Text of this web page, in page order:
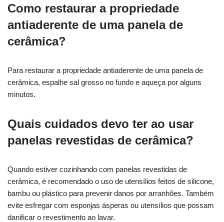
Como restaurar a propriedade
antiaderente de uma panela de
cerâmica?
Para restaurar a propriedade antiaderente de uma panela de
cerâmica, espalhe sal grosso no fundo e aqueça por alguns
minutos.
Quais cuidados devo ter ao usar
panelas revestidas de cerâmica?
Quando estiver cozinhando com panelas revestidas de
cerâmica, é recomendado o uso de utensílios feitos de silicone,
bambu ou plástico para prevenir danos por arranhões. Também
evite esfregar com esponjas ásperas ou utensílios que possam
danificar o revestimento ao lavar.